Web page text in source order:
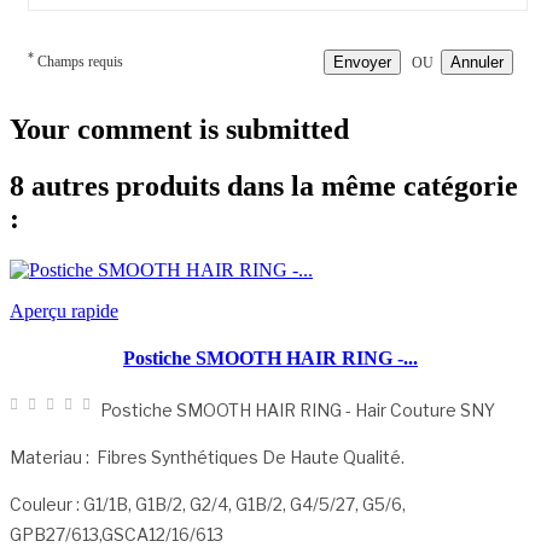
* Champs requis Envoyer OU Annuler
Your comment is submitted
8 autres produits dans la même catégorie
:
Aperçu rapide
Postiche SMOOTH HAIR RING -...
Postiche SMOOTH HAIR RING - Hair Couture SNY
Materiau : Fibres Synthétiques De Haute Qualité.
Couleur : G1/1B, G1B/2, G2/4, G1B/2, G4/5/27, G5/6,
GPB27/613,GSCA12/16/613